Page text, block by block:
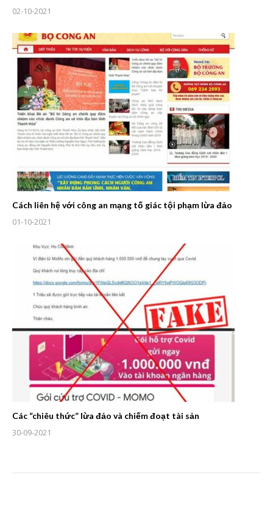
02-10-2021
Cách liên hệ với công an mạng tố giác tội phạm lừa đảo
01-10-2021
Các “chiêu thức” lừa đảo và chiếm đoạt tài sản
30-09-2021